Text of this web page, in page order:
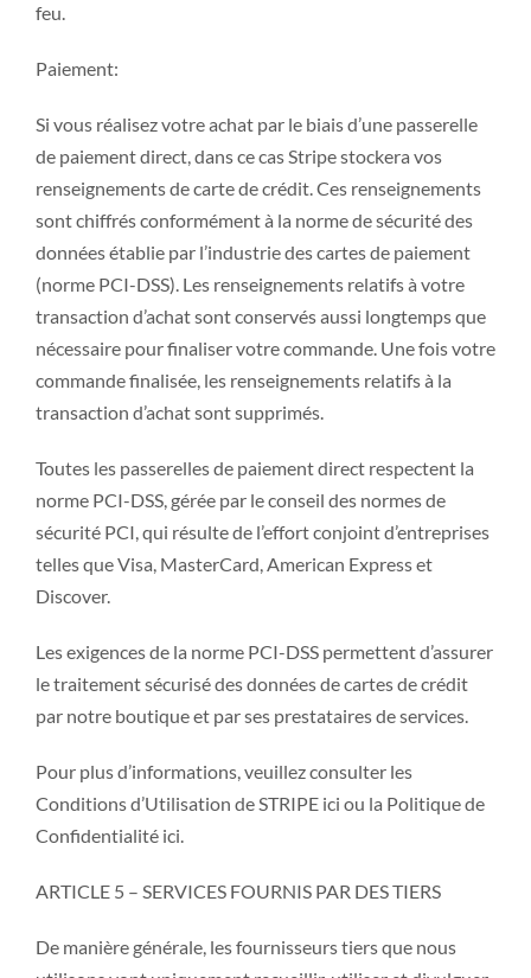
feu.
Paiement:
Si vous réalisez votre achat par le biais d’une passerelle
de paiement direct, dans ce cas Stripe stockera vos
renseignements de carte de crédit. Ces renseignements
sont chiffrés conformément à la norme de sécurité des
données établie par l’industrie des cartes de paiement
(norme PCI-DSS). Les renseignements relatifs à votre
transaction d’achat sont conservés aussi longtemps que
nécessaire pour finaliser votre commande. Une fois votre
commande finalisée, les renseignements relatifs à la
transaction d’achat sont supprimés.
Toutes les passerelles de paiement direct respectent la
norme PCI-DSS, gérée par le conseil des normes de
sécurité PCI, qui résulte de l’effort conjoint d’entreprises
telles que Visa, MasterCard, American Express et
Discover.
Les exigences de la norme PCI-DSS permettent d’assurer
le traitement sécurisé des données de cartes de crédit
par notre boutique et par ses prestataires de services.
Pour plus d’informations, veuillez consulter les
Conditions d’Utilisation de STRIPE ici ou la Politique de
Confidentialité ici.
ARTICLE 5 – SERVICES FOURNIS PAR DES TIERS
De manière générale, les fournisseurs tiers que nous